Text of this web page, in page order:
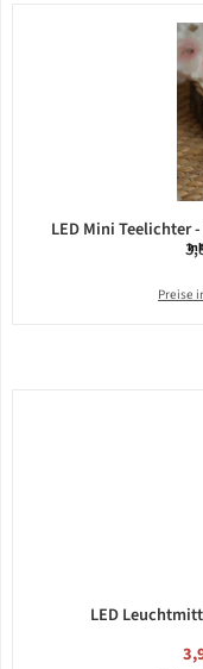
LED Mini Teelichter
Preise
LED